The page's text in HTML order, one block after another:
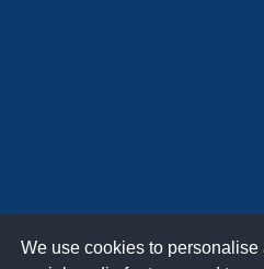
We use cookies to personalise